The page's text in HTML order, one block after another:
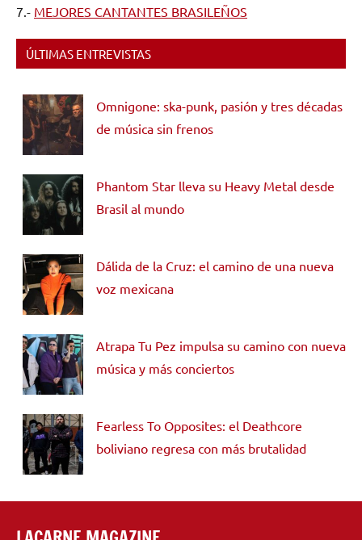
7.- MEJORES CANTANTES BRASILEÑOS
ÚLTIMAS ENTREVISTAS
Omnigone: ska-punk, pasión y tres décadas
de música sin frenos
Phantom Star lleva su Heavy Metal desde
Brasil al mundo
Dálida de la Cruz: el camino de una nueva
voz mexicana
Atrapa Tu Pez impulsa su camino con nueva
música y más conciertos
Fearless To Opposites: el Deathcore
boliviano regresa con más brutalidad